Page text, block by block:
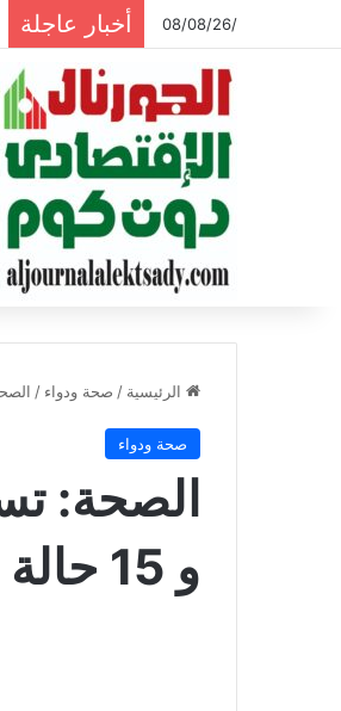
/08/08/26 أخبار عاجلة
الرئيسية / صحة ودواء / الصحة: تسجيل
صحة ودواء
و 15 حالة وفاة